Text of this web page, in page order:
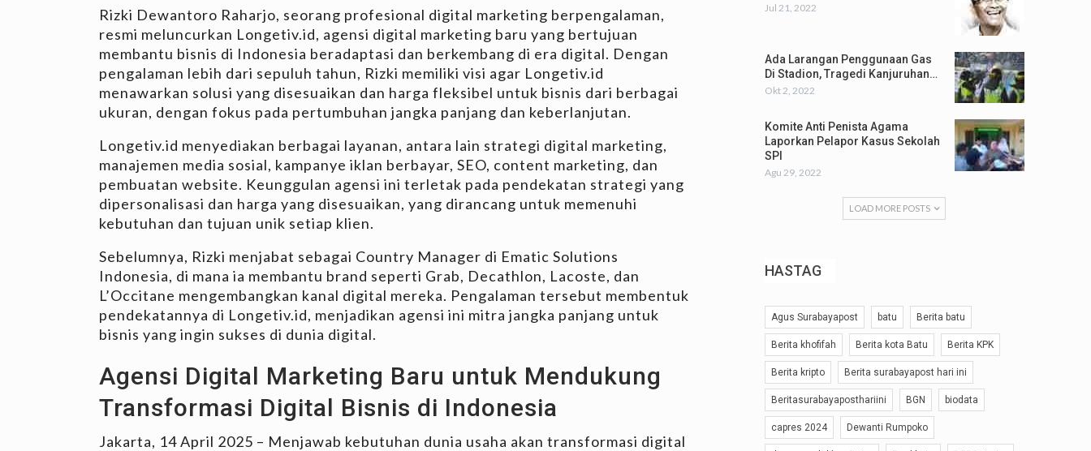
Rizki Dewantoro Raharjo, seorang profesional digital marketing berpengalaman,
resmi meluncurkan Longetiv.id, agensi digital marketing baru yang bertujuan
membantu bisnis di Indonesia beradaptasi dan berkembang di era digital. Dengan
pengalaman lebih dari sepuluh tahun, Rizki memiliki visi agar Longetiv.id
menawarkan solusi yang disesuaikan dan harga fleksibel untuk bisnis dari berbagai
ukuran, dengan fokus pada pertumbuhan jangka panjang dan keberlanjutan.
Longetiv.id menyediakan berbagai layanan, antara lain strategi digital marketing,
manajemen media sosial, kampanye iklan berbayar, SEO, content marketing, dan
pembuatan website. Keunggulan agensi ini terletak pada pendekatan strategi yang
dipersonalisasi dan harga yang disesuaikan, yang dirancang untuk memenuhi
kebutuhan dan tujuan unik setiap klien.
Sebelumnya, Rizki menjabat sebagai Country Manager di Ematic Solutions
Indonesia, di mana ia membantu brand seperti Grab, Decathlon, Lacoste, dan
L’Occitane mengembangkan kanal digital mereka. Pengalaman tersebut membentuk
pendekatannya di Longetiv.id, menjadikan agensi ini mitra jangka panjang untuk
bisnis yang ingin sukses di dunia digital.
Agensi Digital Marketing Baru untuk Mendukung
Transformasi Digital Bisnis di Indonesia
Jakarta, 14 April 2025 – Menjawab kebutuhan dunia usaha akan transformasi digital
Jul 21, 2022
Ada Larangan Penggunaan Gas
Di Stadion, Tragedi Kanjuruhan…
Okt 2, 2022
Komite Anti Penista Agama
Laporkan Pelapor Kasus Sekolah
SPI
Agu 29, 2022
LOAD MORE POSTS
HASTAG
Agus Surabayapost batu Berita batu
Berita khofifah Berita kota Batu Berita KPK
Berita kripto Berita surabayapost hari ini
Beritasurabayaposthariini BGN biodata
capres 2024 Dewanti Rumpoko